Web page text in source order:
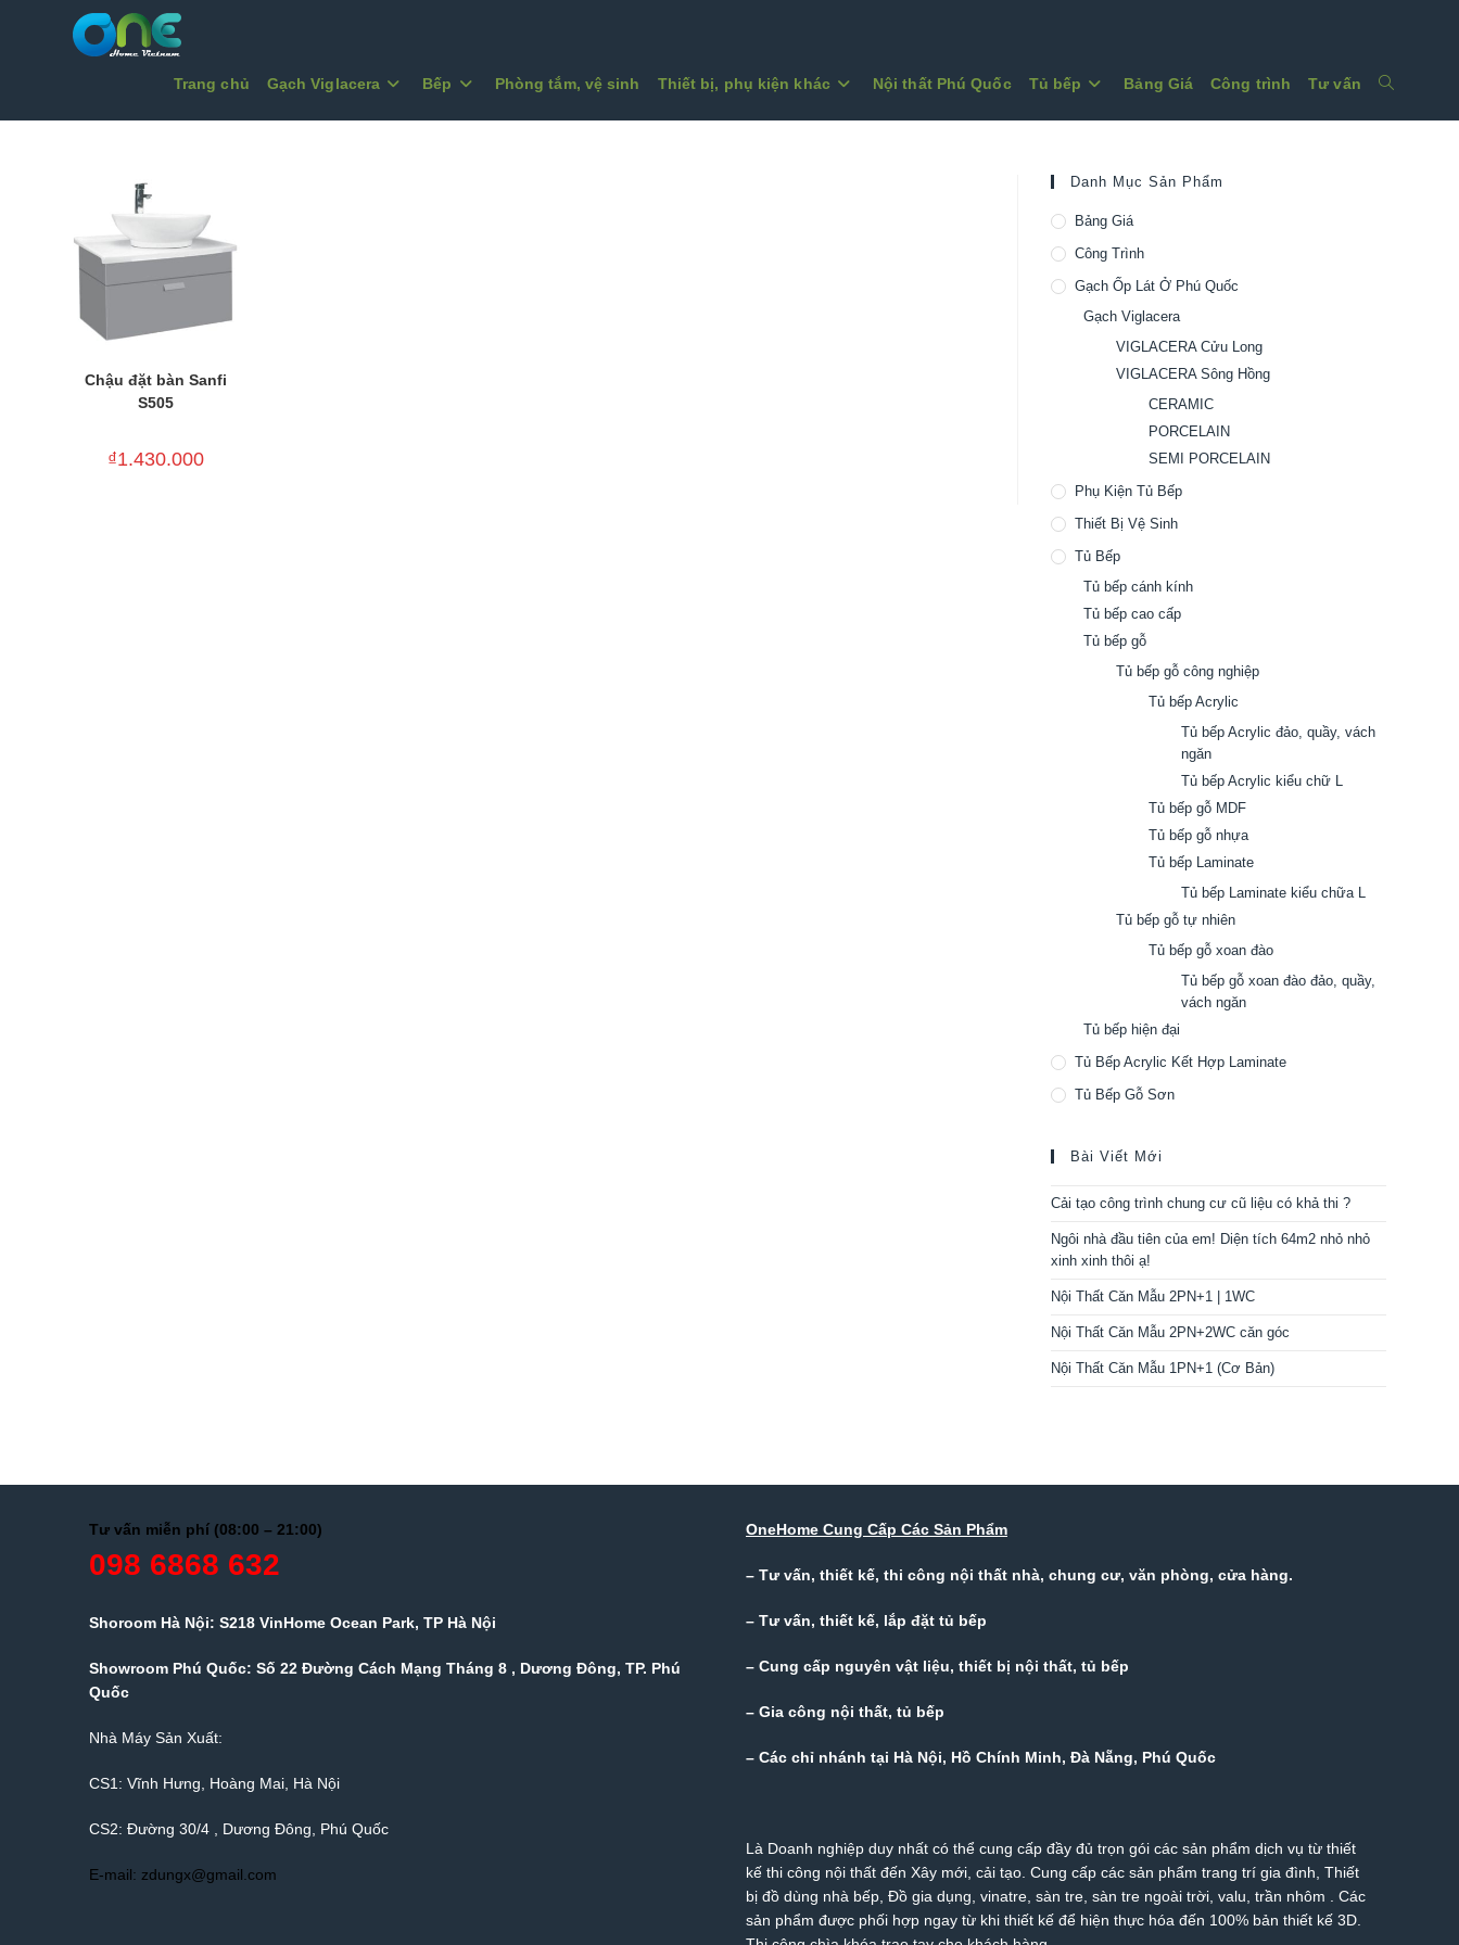
Trang chủ
Gạch Viglacera Bếp Phòng tắm, vệ sinh Thiết bị, phụ kiện khác Nội thất Phú Quốc Tủ bếp Bảng Giá Công trình Tư vấn Toggle
Chậu đặt bàn Sanfi
S505
₫1.430.000
Danh Mục Sản Phẩm
Bảng Giá
Công Trình
Gạch Ốp Lát Ở Phú Quốc
Gạch Viglacera
VIGLACERA Cửu Long
VIGLACERA Sông Hồng
CERAMIC
PORCELAIN
SEMI PORCELAIN
Phụ Kiện Tủ Bếp
Thiết Bị Vệ Sinh
Tủ Bếp
Tủ bếp cánh kính
Tủ bếp cao cấp
Tủ bếp gỗ
Tủ bếp gỗ công nghiệp
Tủ bếp Acrylic
Tủ bếp Acrylic đảo, quầy, vách
ngăn
Tủ bếp Acrylic kiểu chữ L
Tủ bếp gỗ MDF
Tủ bếp gỗ nhựa
Tủ bếp Laminate
Tủ bếp Laminate kiểu chữa L
Tủ bếp gỗ tự nhiên
Tủ bếp gỗ xoan đào
Tủ bếp gỗ xoan đào đảo, quầy,
vách ngăn
Tủ bếp hiện đại
Tủ Bếp Acrylic Kết Hợp Laminate
Tủ Bếp Gỗ Sơn
Bài Viết Mới
Cải tạo công trình chung cư cũ liệu có khả thi ?
Ngôi nhà đầu tiên của em! Diện tích 64m2 nhỏ nhỏ
xinh xinh thôi ạ!
Nội Thất Căn Mẫu 2PN+1 | 1WC
Nội Thất Căn Mẫu 2PN+2WC căn góc
Nội Thất Căn Mẫu 1PN+1 (Cơ Bản)
Tư vấn miễn phí (08:00 – 21:00)
098 6868 632
Shoroom Hà Nội: S218 VinHome Ocean Park, TP Hà Nội
Showroom Phú Quốc: Số 22 Đường Cách Mạng Tháng 8 , Dương Đông, TP. Phú
Quốc
Nhà Máy Sản Xuất:
CS1: Vĩnh Hưng, Hoàng Mai, Hà Nội
CS2: Đường 30/4 , Dương Đông, Phú Quốc
E-mail: zdungx@gmail.com
OneHome Cung Cấp Các Sản Phẩm
– Tư vấn, thiết kế, thi công nội thất nhà, chung cư, văn phòng, cửa hàng.
– Tư vấn, thiết kế, lắp đặt tủ bếp
– Cung cấp nguyên vật liệu, thiết bị nội thất, tủ bếp
– Gia công nội thất, tủ bếp
– Các chỉ nhánh tại Hà Nội, Hồ Chính Minh, Đà Nẵng, Phú Quốc
Là Doanh nghiệp duy nhất có thể cung cấp đầy đủ trọn gói các sản phẩm dịch vụ từ thiết
kế thi công nội thất đến Xây mới, cải tạo. Cung cấp các sản phẩm trang trí gia đình, Thiết
bị đồ dùng nhà bếp, Đồ gia dụng, vinatre sàn tre sàn tre ngoài trời valu trần nhôm . Các
sản phẩm được phối hợp ngay từ khi thiết kế để hiện thực hóa đến 100% bản thiết kế 3D.